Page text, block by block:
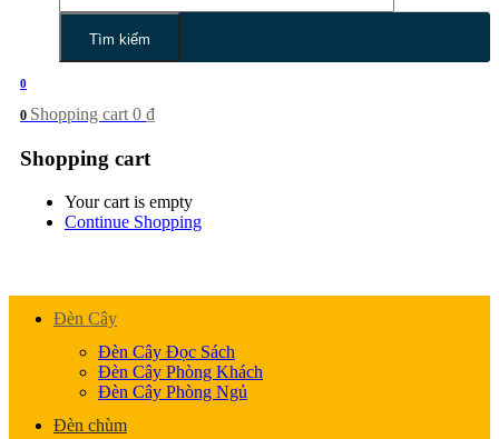
Tìm kiếm
0
0 Shopping cart 0 ₫
Shopping cart
Your cart is empty
Continue Shopping
Đèn Cây
Đèn Cây Đọc Sách
Đèn Cây Phòng Khách
Đèn Cây Phòng Ngủ
Đèn chùm